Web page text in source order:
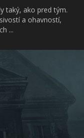
taký, ako pred tým.
a ohavností,
...